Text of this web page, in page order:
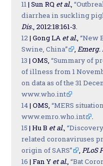
11| Sun RQ et al.,
diarrhea in suckling
Dis., 2012:18:161-3.
12 | Gong LA et al.,“New
Swine, China”
,Emerg.
13 | OMS,“Summary of
of illness from 1
on data as of the 31
www.who.int
14| OMS,“MERS
www.emro.who.int
.
15 | Hu B et al.,
related coronaviruses
origin of SARS”
,PLoS
16 | Fan Y et al.,“Bat